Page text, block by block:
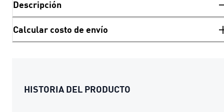
Descripción
Calcular costo de envío
HISTORIA DEL PRODUCTO